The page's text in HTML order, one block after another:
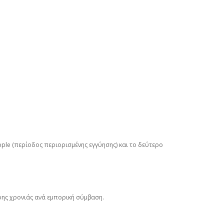
(περίοδος περιορισμένης εγγύησης) και το δεύτερο
χρονιάς ανά εμπορική σύμβαση.